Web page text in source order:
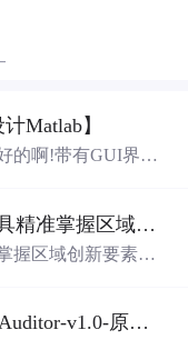
Matlab】
的啊!带有GUI界
常容易使用。你只
出准确的识别结
会喜欢它的！
如何通过区域科技创新分析工具精准掌握区域创新要素分布与产业链融合现状？.docx
握区域创新要素分
Visual-Workflow-Orphan-Node-Auditor-v1.0-原创源码与文档.zip